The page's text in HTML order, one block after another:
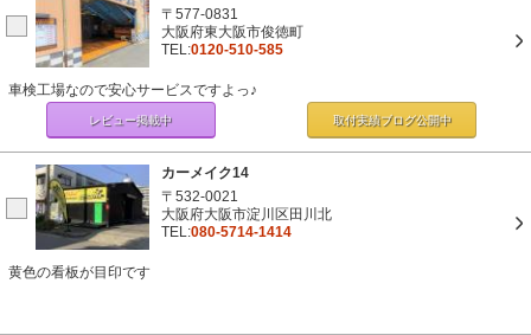
〒577-0831
大阪府東大阪市俊徳町
TEL:0120-510-585
車検工場なので安心サービスですよっ♪
レビュー掲載中 取付実績ブログ公開中
カーメイク14
〒532-0021
大阪府大阪市淀川区田川北
TEL:080-5714-1414
黄色の看板が目印です